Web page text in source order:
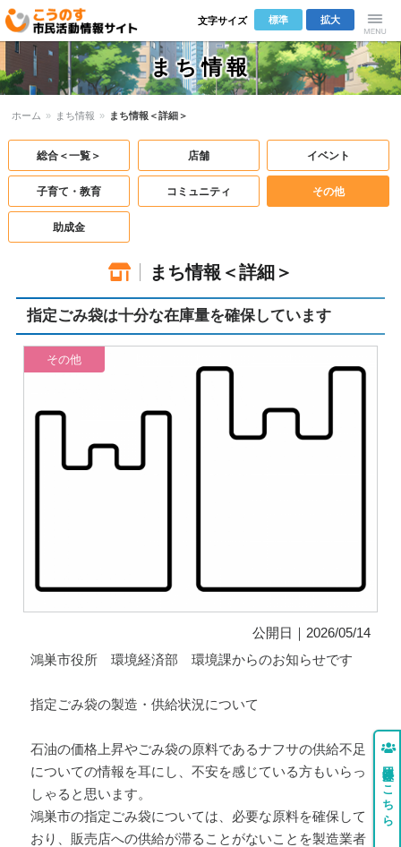
こうのす市
民活動情報サ
イト
Menu
拡大
標準
文字サイズ
まち情報
ホーム » まち情報 » まち情報＜詳細＞
総合＜一覧＞ 店舗 イベント
子育て・教育 コミュニティ その他
助成金
まち情報＜詳細＞
指定ごみ袋は十分な在庫量を確保しています
その他
公開日｜2026/05/14
鴻巣市役所 環境経済部 環境課からのお知らせです
指定ごみ袋の製造・供給状況について
石油の価格上昇やごみ袋の原料であるナフサの供給不足
についての情報を耳にし、不安を感じている方もいらっ
しゃると思います。
鴻巣市の指定ごみ袋については、必要な原料を確保して
おり、販売店への供給が滞ることがないことを製造業者
団体登録はこちら